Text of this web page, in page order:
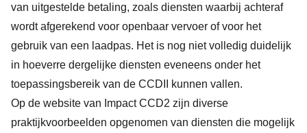
van uitgestelde betaling, zoals diensten waarbij achteraf
wordt afgerekend voor openbaar vervoer of voor het
gebruik van een laadpas. Het is nog niet volledig duidelijk
in hoeverre dergelijke diensten eveneens onder het
toepassingsbereik van de CCDII kunnen vallen.
Op de website van Impact CCD2 zijn diverse
praktijkvoorbeelden opgenomen van diensten die mogelijk